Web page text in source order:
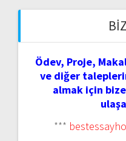
Ödev, Proje,
ve diğer
almak için
***